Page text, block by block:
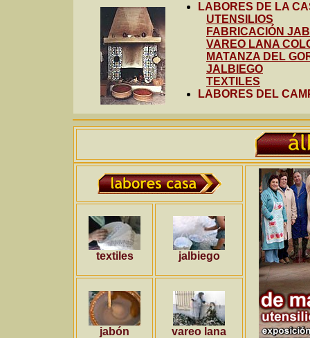
LABORES DE LA
UTENSILIOS
FABRICACIÓN
VAREO LANA
MATANZA DEL
JALBIEGO
TEXTILES
LABORES DEL
textiles jalbiego
jabón vareo lana